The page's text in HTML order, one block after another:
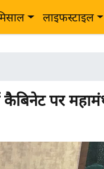
लाइफस्टाइल
पर